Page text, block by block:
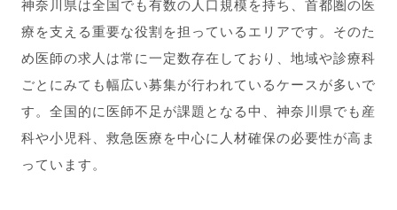
神奈川県は全国でも有数の人口規模を持ち、首都圏の医
療を支える重要な役割を担っているエリアです。そのた
め医師の求人は常に一定数存在しており、地域や診療科
ごとにみても幅広い募集が行われているケースが多いで
す。全国的に医師不足が課題となる中、神奈川県でも産
科や小児科、救急医療を中心に人材確保の必要性が高ま
っています。